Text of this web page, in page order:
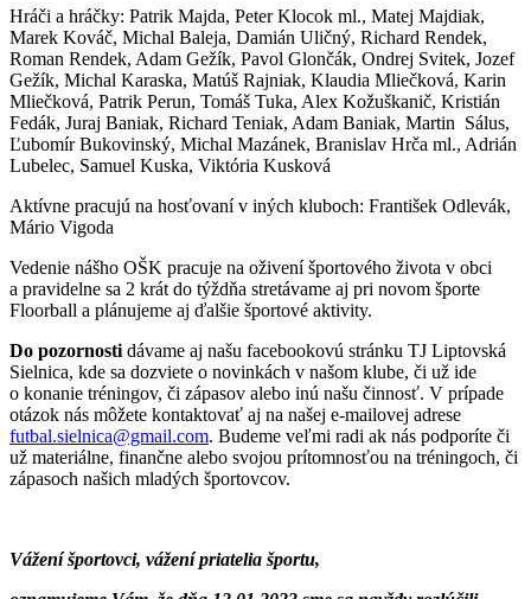
Hráči a hráčky: Patrik Majda, Peter Klocok ml., Matej Majdiak,
Marek Kováč, Michal Baleja, Damián Uličný, Richard Rendek,
Roman Rendek, Adam Gežík, Pavol Glončák, Ondrej Svitek, Jozef
Gežík, Michal Karaska, Matúš Rajniak, Klaudia Mliečková, Karin
Mliečková, Patrik Perun, Tomáš Tuka, Alex Kožuškanič, Kristián
Fedák, Juraj Baniak, Richard Teniak, Adam Baniak, Martin Sálus,
Ľubomír Bukovinský, Michal Mazánek, Branislav Hrča ml., Adrián
Lubelec, Samuel Kuska, Viktória Kusková
Aktívne pracujú na hosťovaní v iných kluboch: František Odlevák,
Mário Vigoda
Vedenie nášho OŠK pracuje na oživení športového života v obci
a pravidelne sa 2 krát do týždňa stretávame aj pri novom športe
Floorball a plánujeme aj ďalšie športové aktivity.
Do pozornosti dávame aj našu facebookovú stránku TJ Liptovská
Sielnica, kde sa dozviete o novinkách v našom klube, či už ide
o konanie tréningov, či zápasov alebo inú našu činnosť. V prípade
otázok nás môžete kontaktovať aj na našej e-mailovej adrese
futbal.sielnica@gmail.com. Budeme veľmi radi ak nás podporíte či
už materiálne, finančne alebo svojou prítomnosťou na tréningoch, či
zápasoch našich mladých športovcov.
Vážení športovci, vážení priatelia športu,